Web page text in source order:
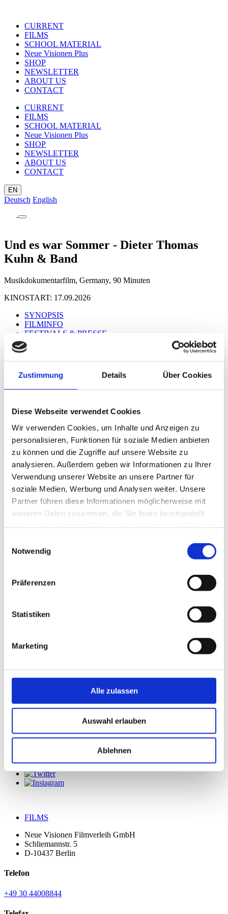
Zustimmung Details Über Cookies
Diese Webseite verwendet Cookies
Wir verwenden Cookies, um Inhalte und Anzeigen zu
personalisieren, Funktionen für soziale Medien anbieten
zu können und die Zugriffe auf unsere Website zu
analysieren. Außerdem geben wir Informationen zu Ihrer
Verwendung unserer Website an unsere Partner für
soziale Medien, Werbung und Analysen weiter. Unsere
Partner führen diese Informationen möglicherweise mit
weiteren Daten zusammen, die Sie ihnen bereitgestellt
Notwendig
Präferenzen
Statistiken
Marketing
Alle zulassen
Auswahl erlauben
Ablehnen
CURRENT
FILMS
SCHOOL MATERIAL
Neue Visionen Plus
SHOP
NEWSLETTER
ABOUT US
CONTACT
CURRENT
FILMS
SCHOOL MATERIAL
Neue Visionen Plus
SHOP
NEWSLETTER
ABOUT US
CONTACT
EN
Deutsch English
Und es war Sommer - Dieter Thomas
Kuhn & Band
Musikdokumentarfilm, Germany, 90 Minuten
KINOSTART: 17.09.2026
SYNOPSIS
FILMINFO
FESTIVALS & PRESSE
CAST & CREW
REGIE
TRAILER
GALERIE
DOWNLOAD
Trailer
Kinotrailer "Und es war Sommer - Dieter Thomas Kuhn &
Band"
FILMS
Neue Visionen Filmverleih GmbH
Schliemannstr. 5
D-10437 Berlin
Telefon
+49 30 44008844